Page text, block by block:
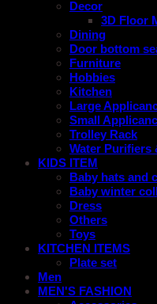
Decor
3D Floor
Dining
Door bottom
Furniture
Hobbies
Kitchen
Large
Small
Trolley Rack
Water Purifiers
KIDS ITEM
Baby hats and
Baby winter
Dress
Others
Toys
KITCHEN ITEMS
Plate set
Men
MEN'S FASHION